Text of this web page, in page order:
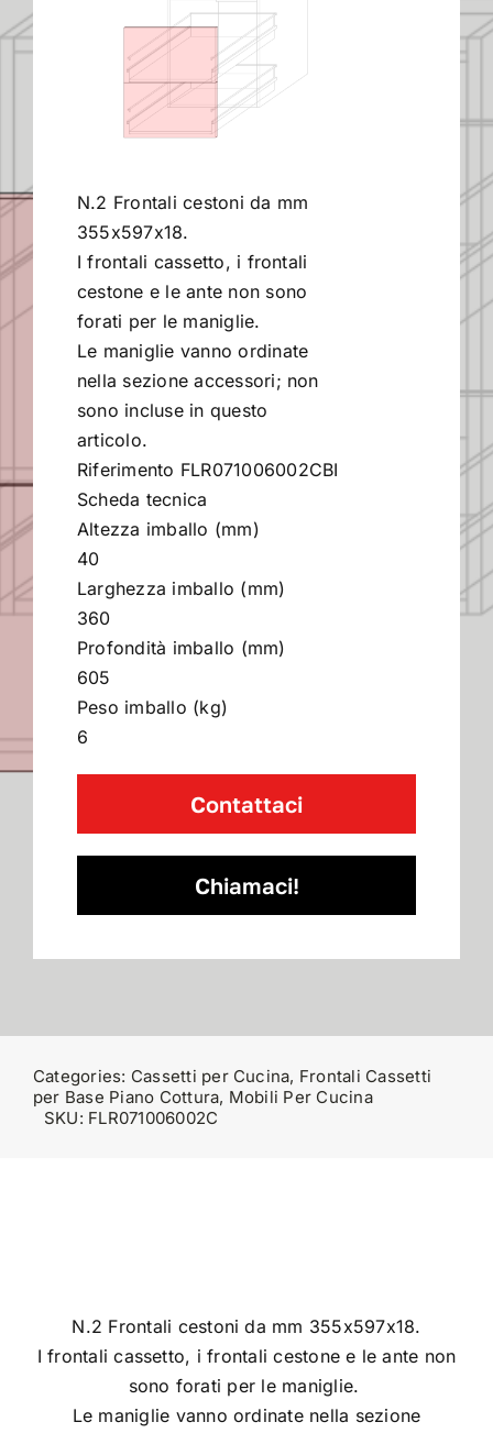
Contract
I Consigli dell’Esperto
Lavora con Noi
N.2 Frontali cestoni da mm
355x597x18.
I frontali cassetto, i frontali
cestone e le ante non sono
forati per le maniglie.
Le maniglie vanno ordinate
nella sezione accessori; non
sono incluse in questo
articolo.
Riferimento FLR071006002CBI
Scheda tecnica
Altezza imballo (mm)
40
Larghezza imballo (mm)
360
Profondità imballo (mm)
605
Peso imballo (kg)
6
Contattaci
Chiamaci!
Categories: Cassetti per Cucina, Frontali Cassetti
per Base Piano Cottura, Mobili Per Cucina
SKU: FLR071006002C
N.2 Frontali cestoni da mm 355x597x18.
I frontali cassetto, i frontali cestone e le ante non
sono forati per le maniglie.
Le maniglie vanno ordinate nella sezione